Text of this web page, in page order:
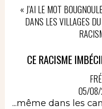
« J’AI LE MOT
DANS LES VILLAGES
CE RACISME
05/08/
...même dans les